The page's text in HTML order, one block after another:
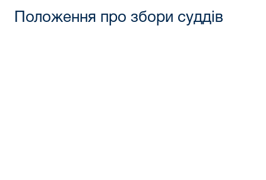
Положення про збори суддів